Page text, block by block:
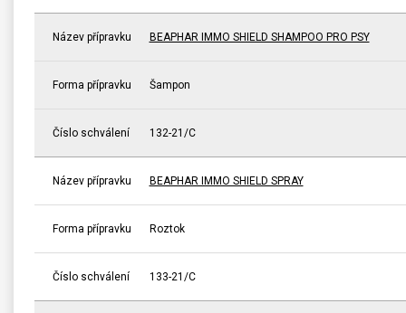
Název přípravku BEAPHAR IMMO SHIELD SHAMPOO PRO PSY
Forma přípravku Šampon
Číslo schválení 132-21/C
Název přípravku BEAPHAR IMMO SHIELD SPRAY
Forma přípravku Roztok
Číslo schválení 133-21/C